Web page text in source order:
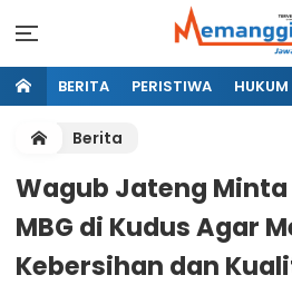
BERITA PERISTIWA
Berita
Wagub Jateng
MBG di Kudus Agar
Kebersihan dan